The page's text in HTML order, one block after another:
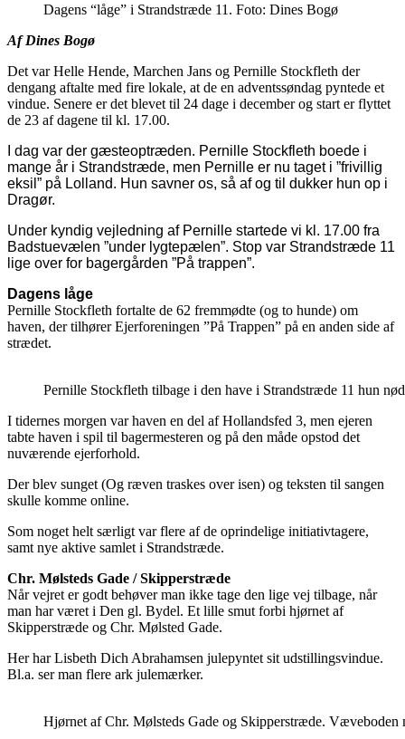
Dagens “låge” i Strandstræde 11. Foto: Dines Bogø
Af Dines Bogø
Det var Helle Hende, Marchen Jans og Pernille Stockfleth der
dengang aftalte med fire lokale, at de en adventssøndag pyntede et
vindue. Senere er det blevet til 24 dage i december og start er flyttet
de 23 af dagene til kl. 17.00.
I dag var der gæsteoptræden. Pernille Stockfleth boede i
mange år i Strandstræde, men Pernille er nu taget i ”frivillig
eksil” på Lolland. Hun savner os, så af og til dukker hun op i
Dragør.
Under kyndig vejledning af Pernille startede vi kl. 17.00 fra
Badstuevælen ”under lygtepælen”. Stop var Strandstræde 11
lige over for bagergården ”På trappen”.
Dagens låge
Pernille Stockfleth fortalte de 62 fremmødte (og to hunde) om
haven, der tilhører Ejerforeningen ”På Trappen” på en anden side af
strædet.
Pernille Stockfleth tilbage i den have i Strandstræde 11 hun
I tidernes morgen var haven en del af Hollandsfed 3, men ejeren
tabte haven i spil til bagermesteren og på den måde opstod det
nuværende ejerforhold.
Der blev sunget (Og ræven traskes over isen) og teksten til sangen
skulle komme online.
Som noget helt særligt var flere af de oprindelige initiativtagere,
samt nye aktive samlet i Strandstræde.
Chr. Mølsteds Gade / Skipperstræde
Når vejret er godt behøver man ikke tage den lige vej tilbage, når
man har været i Den gl. Bydel. Et lille smut forbi hjørnet af
Skipperstræde og Chr. Mølsted Gade.
Her har Lisbeth Dich Abrahamsen julepyntet sit udstillingsvindue.
Bl.a. ser man flere ark julemærker.
Hjørnet af Chr. Mølsteds Gade og Skipperstræde.